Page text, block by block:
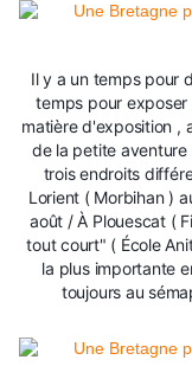
Il y a un temps pour
temps pour
matière d'exposition ,
de la petite
trois endroits
Lorient ( Morbihan )
août / À Plouescat (
tout court" ( École
la plus importante
toujours au